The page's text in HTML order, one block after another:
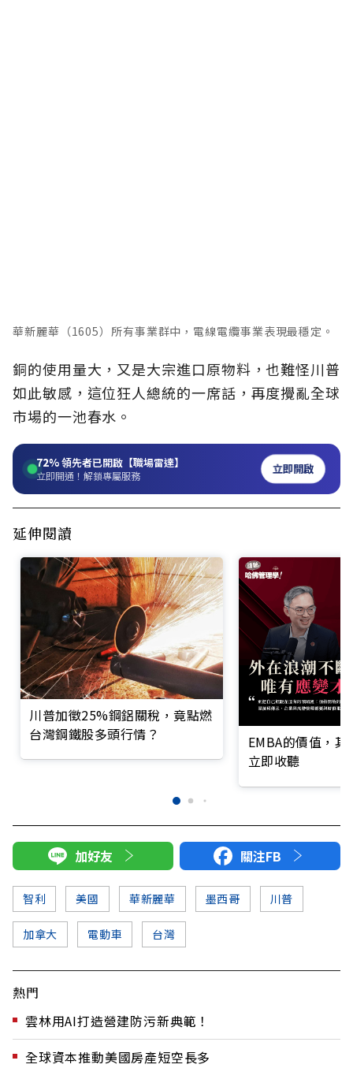
華新麗華（1605）所有事業群中，電線電纜事業表現最穩定。
銅的使用量大，又是大宗進口原物料，也難怪川普
如此敏感，這位狂人總統的一席話，再度攪亂全球
市場的一池春水。
72%領先者已開啟【職場雷達】
立即開通！解鎖專屬服務 立即開啟
延伸閱讀
川普加徵25%鋼鋁關稅，竟點燃
台灣鋼鐵股多頭行情？
EMBA的價值，
立即收聽
加好友 關注FB
智利 美國 華新麗華 墨西哥 川普
加拿大 電動車 台灣
熱門
雲林用AI打造營建防污新典範！
全球資本推動美國房產短空長多